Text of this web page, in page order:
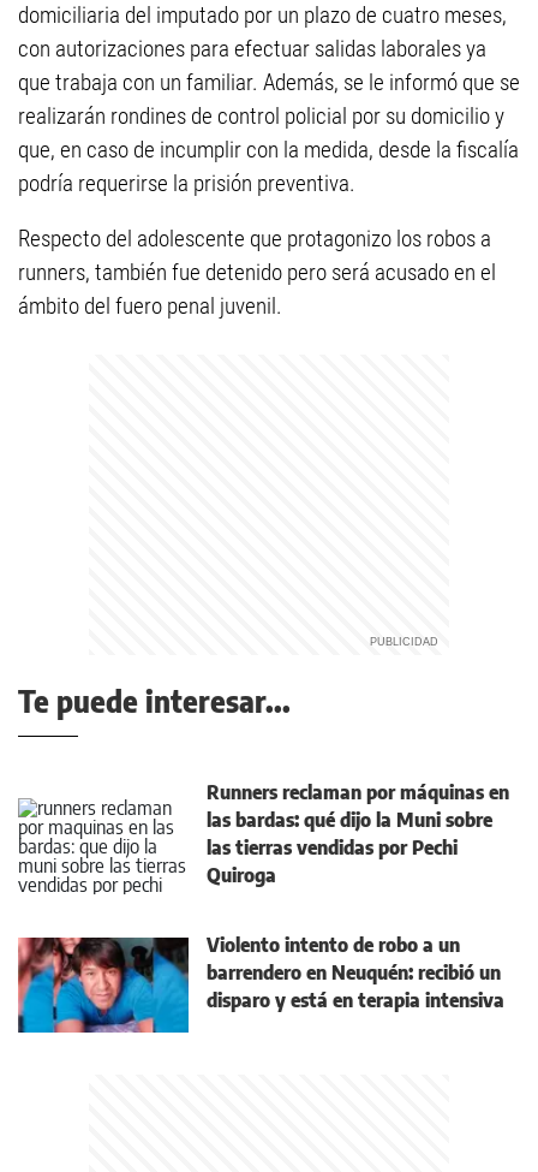
domiciliaria del imputado por un plazo de cuatro meses,
con autorizaciones para efectuar salidas laborales ya
que trabaja con un familiar. Además, se le informó que se
realizarán rondines de control policial por su domicilio y
que, en caso de incumplir con la medida, desde la fiscalía
podría requerirse la prisión preventiva.
Respecto del adolescente que protagonizo los robos a
runners, también fue detenido pero será acusado en el
ámbito del fuero penal juvenil.
Te puede interesar...
Runners reclaman por máquinas en
las bardas: qué dijo la Muni sobre
las tierras vendidas por Pechi
Quiroga
Violento intento de robo a un
barrendero en Neuquén: recibió un
disparo y está en terapia intensiva